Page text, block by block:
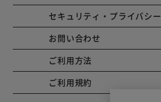
セキュリティ・プライバシ
お問い合わせ
ご利用方法
ご利用規約